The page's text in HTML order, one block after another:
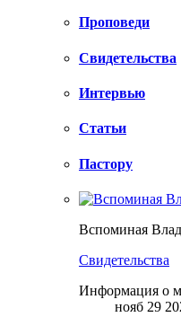
Проповеди
Свидетельства
Интервью
Статьи
Пастору
Вспоминая
Свидетельства
Информация о
нояб 29